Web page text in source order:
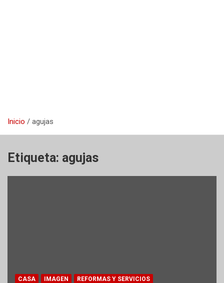
Inicio agujas
Etiqueta: agujas
CASA IMAGEN
REFORMAS Y SERVICIOS